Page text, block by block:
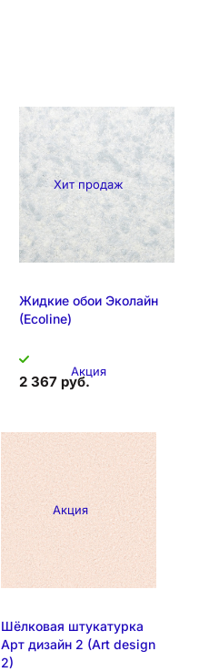
Хит продаж
Акция
Образец на экспозиции
Жидкие обои Эколайн
(Ecoline)
2 367 руб.
Акция
Шёлковая штукатурка
Арт дизайн 2 (Art design
2)